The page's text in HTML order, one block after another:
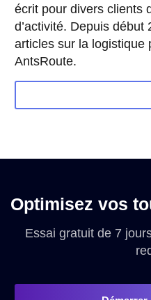
écrit pour divers clients
d’activité. Depuis
articles sur la logistique
AntsRoute.
Optimisez vos
Essai gratuit de 7